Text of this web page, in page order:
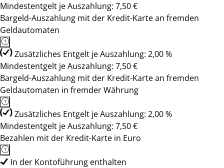
Mindestentgelt je Auszahlung: 7,50 €
Bargeld-Auszahlung mit der Kredit-Karte an fremden
Geldautomaten
Zusätzliches Entgelt je Auszahlung: 2,00 %
Mindestentgelt je Auszahlung: 7,50 €
Bargeld-Auszahlung mit der Kredit-Karte an fremden
Geldautomaten in fremder Währung
Zusätzliches Entgelt je Auszahlung: 2,00 %
Mindestentgelt je Auszahlung: 7,50 €
Bezahlen mit der Kredit-Karte in Euro
In der Kontoführung enthalten